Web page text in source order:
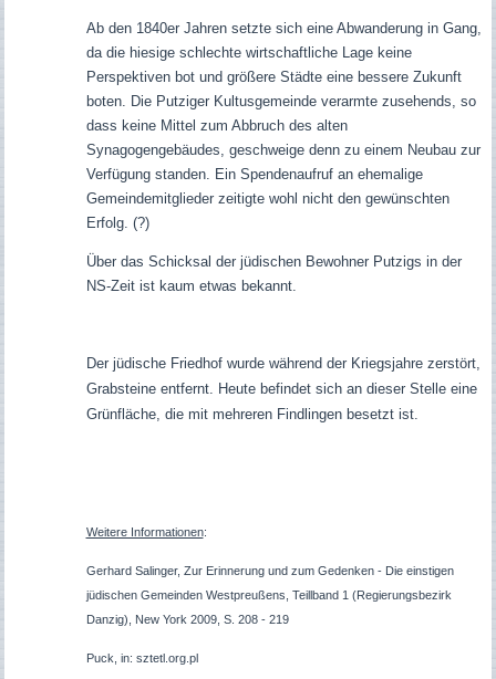
Ab den 1840er Jahren setzte sich eine Abwanderung in Gang,
da die hiesige schlechte wirtschaftliche Lage keine
Perspektiven bot und größere Städte eine bessere Zukunft
boten. Die Putziger Kultusgemeinde verarmte zusehends, so
dass keine Mittel zum Abbruch des alten
Synagogengebäudes, geschweige denn zu einem Neubau zur
Verfügung standen. Ein Spendenaufruf an ehemalige
Gemeindemitglieder zeitigte wohl nicht den gewünschten
Erfolg. (?)
Über das Schicksal der jüdischen Bewohner Putzigs in der
NS-Zeit ist kaum etwas bekannt.
Der jüdische Friedhof wurde während der Kriegsjahre zerstört,
Grabsteine entfernt. Heute befindet sich an dieser Stelle eine
Grünfläche, die mit mehreren Findlingen besetzt ist.
Weitere Informationen:
Gerhard Salinger, Zur Erinnerung und zum Gedenken - Die einstigen
jüdischen Gemeinden Westpreußens, Teillband 1 (Regierungsbezirk
Danzig), New York 2009, S. 208 - 219
Puck, in: sztetl.org.pl